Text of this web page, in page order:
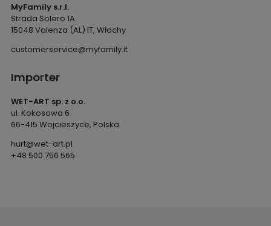
MyFamily s.r.l.
Strada Solero 1A
15048 Valenza (AL) IT, Włochy
customerservice@myfamily.it
Importer
WET-ART sp. z o.o.
ul. Kokosowa 6
66-415 Wojcieszyce, Polska
hurt@wet-art.pl
+48 500 756 565